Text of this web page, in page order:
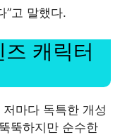
”고 말했다.
캐릭터
마다 독특한 개성
뚝하지만 순수한